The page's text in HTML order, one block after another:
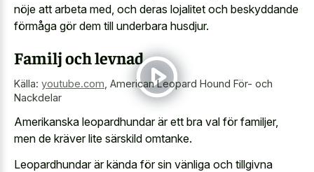
nöje att arbeta med, och deras lojalitet och beskyddande
förmåga gör dem till underbara husdjur.
Familj och levnad
Källa: youtube.com American Leopard Hound För- och
Nackdelar
Amerikanska leopardhundar är ett bra val för familjer,
men de kräver lite särskild omtanke.
Leopardhundar är kända för sin vänliga och tillgivna